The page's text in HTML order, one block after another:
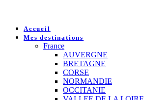
Accueil
Mes destinations
France
AUVERGNE
BRETAGNE
CORSE
NORMANDIE
OCCITANIE